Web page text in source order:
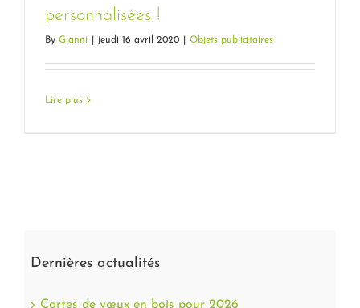
personnalisées !
By Gianni jeudi 16 avril 2020 Objets publicitaires
Lire plus
Dernières actualités
Cartes de vœux en bois pour 2026